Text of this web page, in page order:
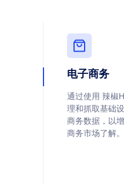
电子商务
通过使用 辣椒
理和抓取基础
商务数据，以
商务市场了解。